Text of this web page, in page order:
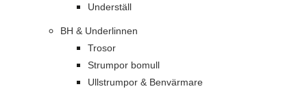
Underställ
BH & Underlinnen
Trosor
Strumpor bomull
Ullstrumpor & Benvärmare